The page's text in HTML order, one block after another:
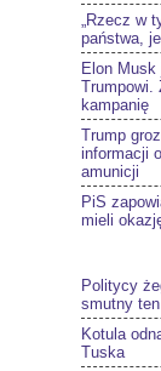
„Rzecz w
państwa,
Elon Musk
Trumpowi.
kampanię
Trump
informacji
amunicji
PiS
mieli
Politycy
smutny
Kotula
Tuska